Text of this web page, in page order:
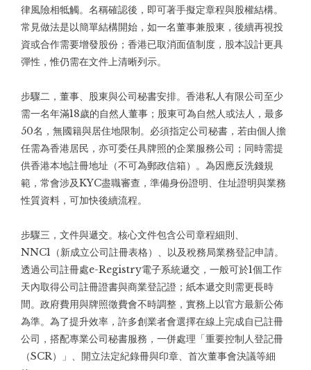
律風險相牴觸。名稱確認後，即可著手擬定章程與股權結構。
常見做法是以簡單結構開始，如一名董事兼股東，後續再視投
資或合作需要增發股份；香港已取消面值制度，股本設計更具
彈性，惟仍需在文件上清晰列示。
步驟二，董事、股東與公司秘書安排。香港私人有限公司至少
需一名年滿18歲的自然人董事；股東可為自然人或法人，最多
50名，無國籍與居住地限制。必須指定公司秘書，若由個人擔
任需為香港居民，亦可委任具牌照的企業服務公司；同時需提
供香港本地註冊地址（不可為郵政信箱）。為因應反洗錢規
範，常會涉及KYC盡職審查，準備身份證明、住址證明與業務
性質資料，可加快後續流程。
步驟三，文件與遞交。核心文件包含公司章程細則、
NNC1（新成立公司註冊表格）、以及稅務局業務登記申請。
透過公司註冊處e-Registry電子系統遞交，一般可於1個工作
天內取得公司註冊證書與商業登記證；紙本遞交則需更長時
間。政府費用與牌照徵費會不時調整，實務上以官方最新公佈
為準。為了提升效率，許多創業者會選擇在線上完成自已註冊
公司 ，搭配專業公司秘書服務，一併處理「重要控制人登記冊
（SCR）」、開立法定紀錄冊與印章、首次董事會決議等細